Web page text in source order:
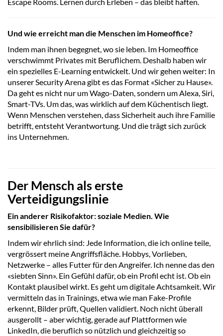
Escape Rooms. Lernen durch Erleben – das bleibt haften.
Und wie erreicht man die Menschen im Homeoffice?
Indem man ihnen begegnet, wo sie leben. Im Homeoffice
verschwimmt Privates mit Beruflichem. Deshalb haben wir
ein spezielles E-Learning entwickelt. Und wir gehen weiter: In
unserer Security Arena gibt es das Format «Sicher zu Hause».
Da geht es nicht nur um Wago-Daten, sondern um Alexa, Siri,
Smart-TVs. Um das, was wirklich auf dem Küchentisch liegt.
Wenn Menschen verstehen, dass Sicherheit auch ihre Familie
betrifft, entsteht Verantwortung. Und die trägt sich zurück
ins Unternehmen.
Der Mensch als erste
Verteidigungslinie
Ein anderer Risikofaktor: soziale Medien. Wie
sensibilisieren Sie dafür?
Indem wir ehrlich sind: Jede Information, die ich online teile,
vergrössert meine Angriffsfläche. Hobbys, Vorlieben,
Netzwerke – alles Futter für den Angreifer. Ich nenne das den
«siebten Sinn». Ein Gefühl dafür, ob ein Profil echt ist. Ob ein
Kontakt plausibel wirkt. Es geht um digitale Achtsamkeit. Wir
vermitteln das in Trainings, etwa wie man Fake-Profile
erkennt, Bilder prüft, Quellen validiert. Noch nicht überall
ausgerollt – aber wichtig, gerade auf Plattformen wie
LinkedIn, die beruflich so nützlich und gleichzeitig so